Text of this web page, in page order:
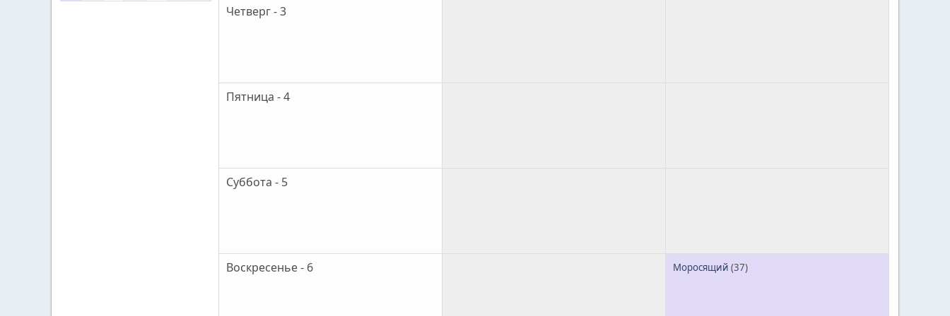
Четверг - 3
Пятница - 4
Суббота - 5
Воскресенье - 6 Моросящий (37)